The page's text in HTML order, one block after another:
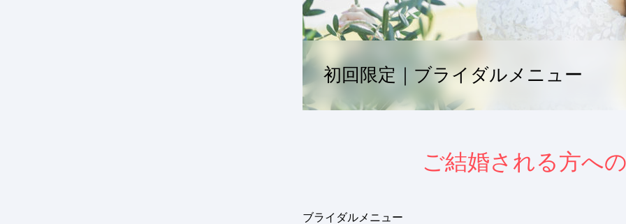
初回限定｜ブライダルメニュー
ご結婚される方へ
ブライダルメニュー